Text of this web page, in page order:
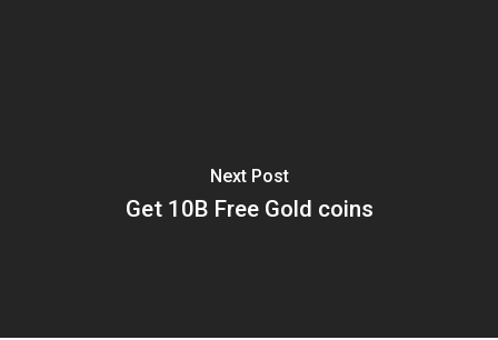
Next Post
Get 10B Free Gold coins